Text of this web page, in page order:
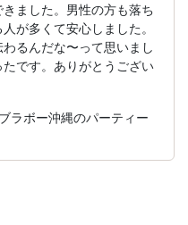
ました。男性の方も落ち
が多くて安心しました。
るんだな〜って思いまし
です。ありがとうござい
ラボー沖縄のパーティー